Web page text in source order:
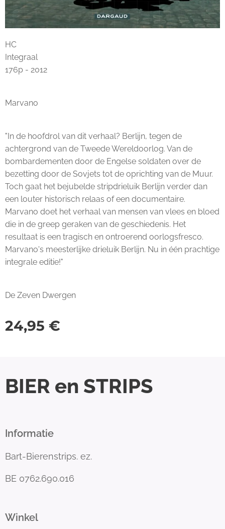
HC
Integraal
176p - 2012
Marvano
"In de hoofdrol van dit verhaal? Berlijn, tegen de
achtergrond van de Tweede Wereldoorlog. Van de
bombardementen door de Engelse soldaten over de
bezetting door de Sovjets tot de oprichting van de Muur.
Toch gaat het bejubelde stripdrieluik Berlijn verder dan
een louter historisch relaas of een documentaire.
Marvano doet het verhaal van mensen van vlees en bloed
die in de greep geraken van de geschiedenis. Het
resultaat is een tragisch en ontroerend oorlogsfresco.
Marvano's meesterlijke drieluik Berlijn. Nu in één prachtige
integrale editie!"
De Zeven Dwergen
24,95 €
BIER en STRIPS
Informatie
Bart-Bierenstrips. ez.
BE 0762.690.016
Winkel